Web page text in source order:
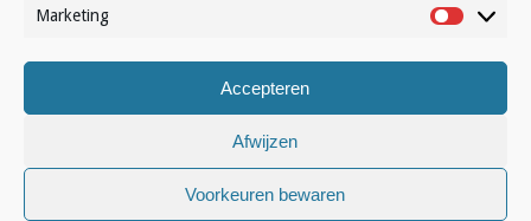
Marketing
Accepteren
Afwijzen
Voorkeuren bewaren
© Volleynews.be2026
Algemene voorwaarden|Privacy
Français Nederlands